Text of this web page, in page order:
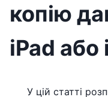
копію
iPad або
У цій статті